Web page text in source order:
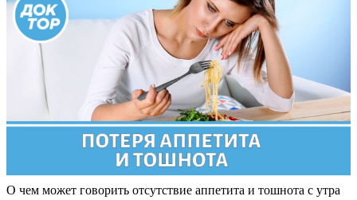
О чем может говорить отсутствие аппетита и тошнота с утра